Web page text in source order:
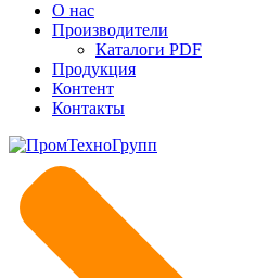
О нас
Производители
Каталоги PDF
Продукция
Контент
Контакты